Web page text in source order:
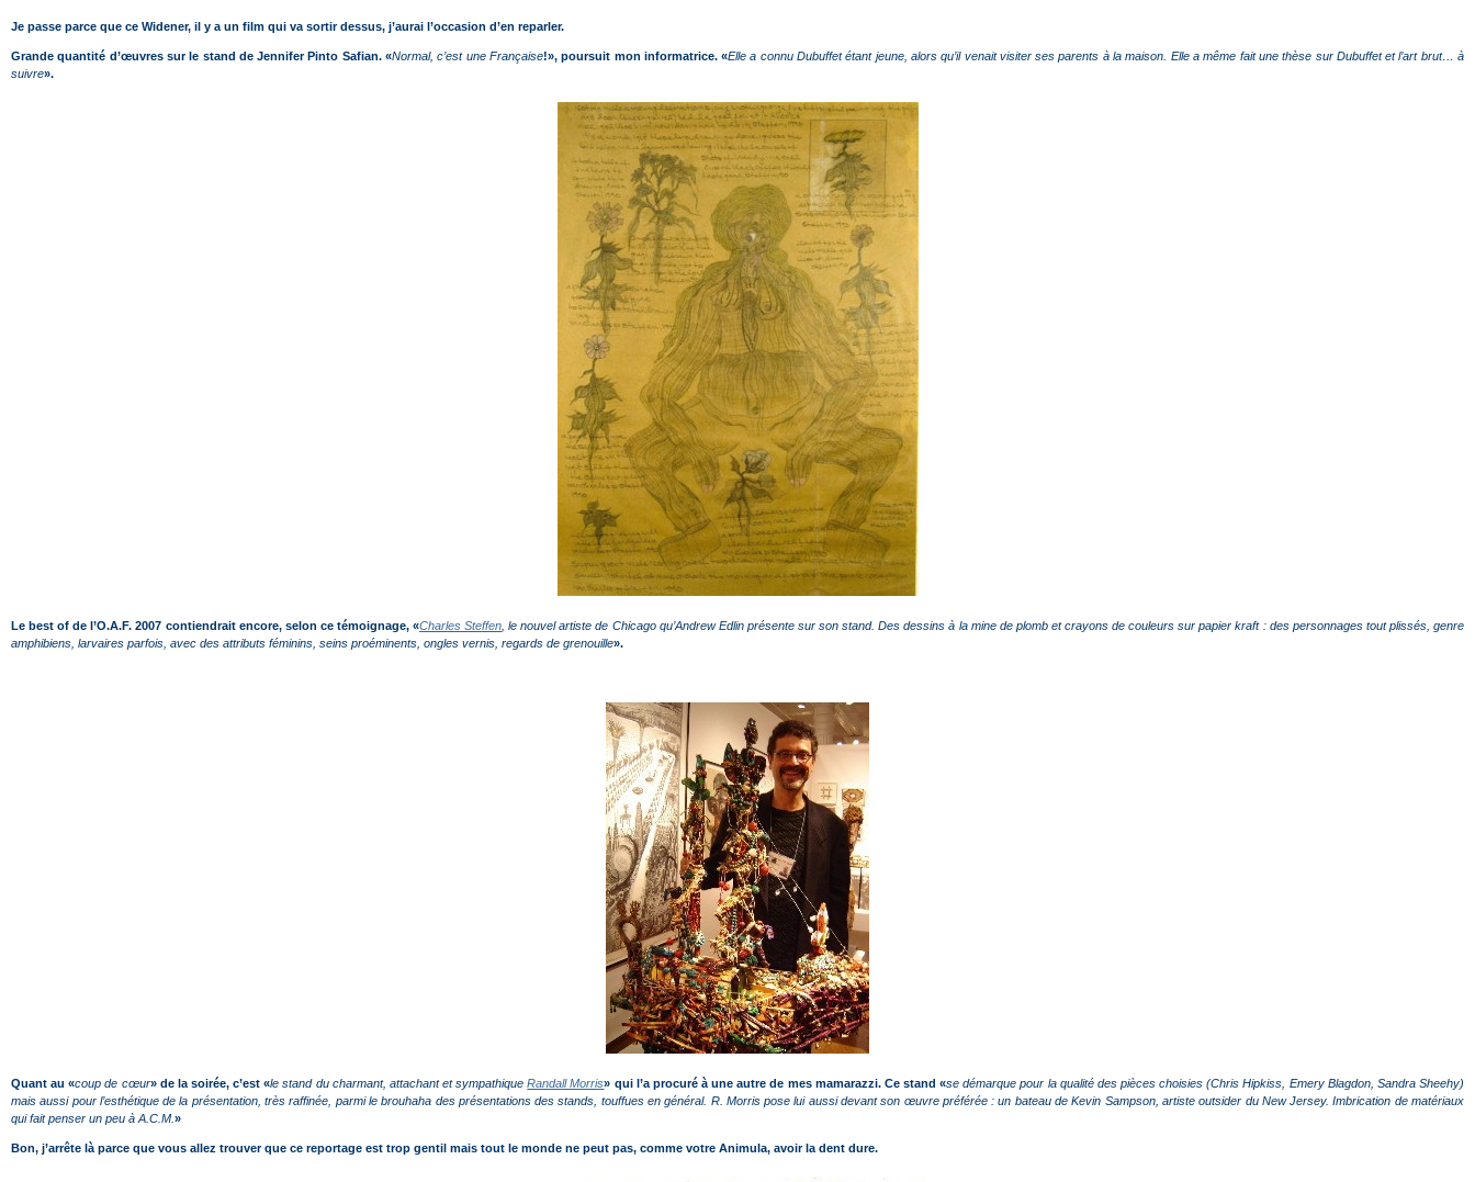
Je passe parce que ce Widener, il y a un film qui va sortir dessus, j’aurai l’occasion d’en reparler.
Grande quantité d’œuvres sur le stand de Jennifer Pinto Safian. «Normal, c’est une Française!», poursuit mon informatrice. «Elle a connu Dubuffet étant jeune, alors qu’il venait visiter ses parents à la maison. Elle a même fait une thèse sur Dubuffet et l’art brut… à
suivre».
Le best of de l’O.A.F. 2007 contiendrait encore, selon ce témoignage, «Charles Steffen , le nouvel artiste de Chicago qu’Andrew Edlin présente sur son stand. Des dessins à la mine de plomb et crayons de couleurs sur papier kraft : des personnages tout plissés, genre
amphibiens, larvaires parfois, avec des attributs féminins, seins proéminents, ongles vernis, regards de grenouille».
Quant au «coup de cœur» de la soirée, c’est «le stand du charmant, attachant et sympathiqueRandall Morris» qui l’a procuré à une autre de mes mamarazzi. Ce stand «se démarque pour la qualité des pièces choisies (Chris Hipkiss, Emery Blagdon, Sandra Sheehy)
mais aussi pour l’esthétique de la présentation, très raffinée, parmi le brouhaha des présentations des stands, touffues en général. R. Morris pose lui aussi devant son œuvre préférée : un bateau de Kevin Sampson, artiste outsider du New Jersey. Imbrication de matériaux
qui fait penser un peu à A.C.M. »
Bon, j’arrête là parce que vous allez trouver que ce reportage est trop gentil mais tout le monde ne peut pas, comme votre Animula, avoir la dent dure.